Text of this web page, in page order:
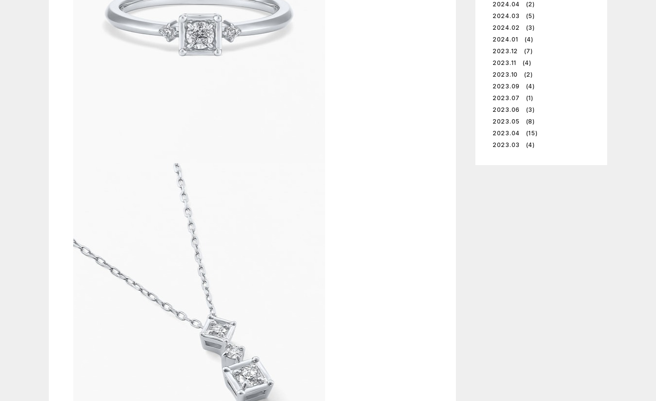
2024.04 (2)
2024.03 (5)
2024.02 (3)
2024.01 (4)
2023.12 (7)
2023.11 (4)
2023.10 (2)
2023.09 (4)
2023.07 (1)
2023.06 (3)
2023.05 (8)
2023.04 (15)
2023.03 (4)